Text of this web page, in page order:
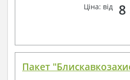
Ціна: від
8
Пакет